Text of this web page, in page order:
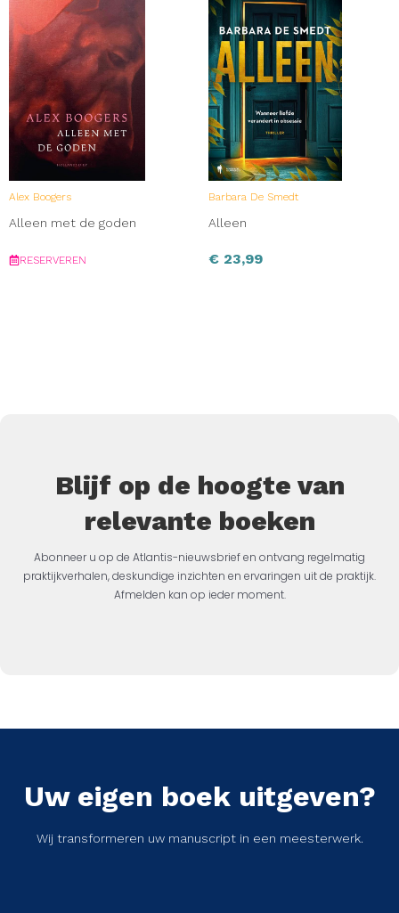
Alex Boogers
Alleen met de goden
RESERVEREN
Barbara De Smedt
Alleen
€ 23,99
Blijf op de hoogte van
relevante boeken
Abonneer u op de Atlantis-nieuwsbrief en ontvang regelmatig
praktijkverhalen, deskundige inzichten en ervaringen uit de praktijk.
Afmelden kan op ieder moment.
Uw eigen boek uitgeven?
Wij transformeren uw manuscript in een meesterwerk.